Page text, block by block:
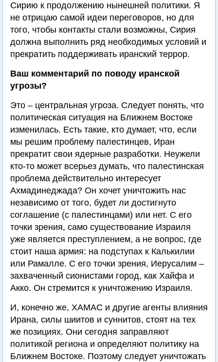
Сирию к продолжению нынешней политики. Я
не отрицаю самой идеи переговоров, но для
того, чтобы контакты стали возможны, Сирия
должна выполнить ряд необходимых условий и
прекратить поддерживать иранский террор.
Ваш комментарий по поводу иранской
угрозы?
Это – центральная угроза. Следует понять, что
политическая ситуация на Ближнем Востоке
изменилась. Есть такие, кто думает, что, если
мы решим проблему палестинцев, Иран
прекратит свои ядерные разработки. Неужели
кто-то может всерьез думать, что палестинская
проблема действительно интересует
Ахмадинеджада? Он хочет уничтожить нас
независимо от того, будет ли достигнуто
соглашение (с палестинцами) или нет. С его
точки зрения, само существование Израиля
уже является преступлением, а не вопрос, где
стоит наша армия: на подступах к Калькилии
или Рамалле. С его точки зрения, Иерусалим –
захваченный сионистами город, как Хайфа и
Акко. Он стремится к уничтожению Израиля.
И, конечно же, ХАМАС и другие агенты влияния
Ирана, силы шиитов и суннитов, стоят на тех
же позициях. Они сегодня заправляют
политикой региона и определяют политику на
Ближнем Востоке. Поэтому следует уничтожать